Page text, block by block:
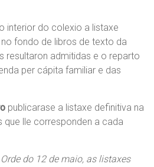
interior do colexio a listaxe
fondo de libros de texto da
resultaron admitidas e o reparto
per cápita familiar e das
publicarase a listaxe definitiva na
que lle corresponden a cada
do 12 de maio, as listaxes